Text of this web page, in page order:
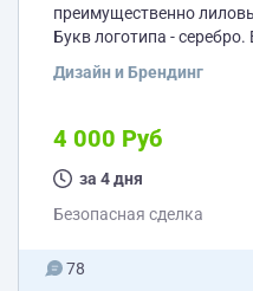
преимущественно
Букв логотипа -
стиля - дорогая
крема эксклюзив, декоративная косметика люкс.
Нужны пастельные тона и
логотипа хотим видеть в
Дизайн и Брендинг
4 000 Руб
за 4 дня
Безопасная сделка
78